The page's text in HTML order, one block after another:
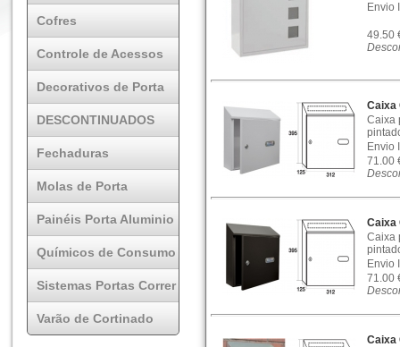
Cofres
Controle de Acessos
Decorativos de Porta
DESCONTINUADOS
Fechaduras
Molas de Porta
Painéis Porta Aluminio
Químicos de Consumo
Sistemas Portas Correr
Varão de Cortinado
Envio
49.50
Caixa
Caixa
Envio
71.00
Caixa
Caixa
Envio
71.00
Caixa